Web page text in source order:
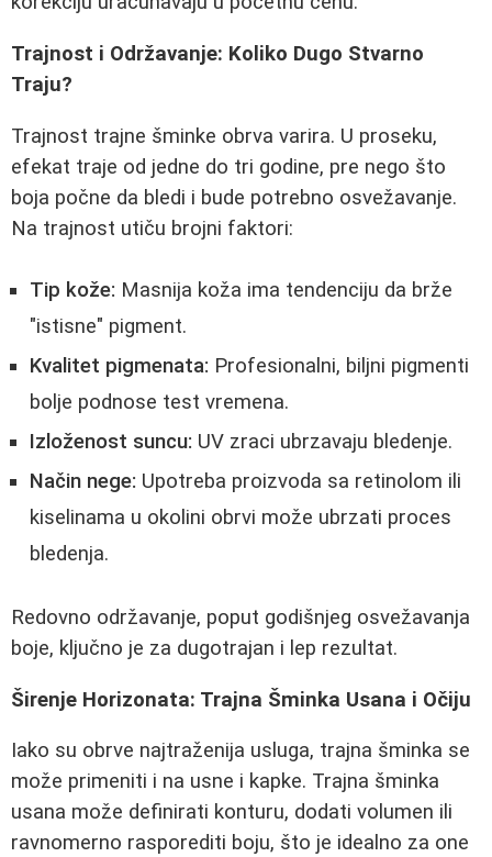
Trajnost i Održavanje: Koliko Dugo Stvarno
Traju?
Trajnost trajne šminke obrva varira. U proseku,
efekat traje od jedne do tri godine, pre nego što
boja počne da bledi i bude potrebno osvežavanje.
Na trajnost utiču brojni faktori:
Tip kože: Masnija koža ima tendenciju da brže
"istisne" pigment.
Kvalitet pigmenata: Profesionalni, biljni pigmenti
bolje podnose test vremena.
Izloženost suncu: UV zraci ubrzavaju bledenje.
Način nege: Upotreba proizvoda sa retinolom ili
kiselinama u okolini obrvi može ubrzati proces
bledenja.
Redovno održavanje, poput godišnjeg osvežavanja
boje, ključno je za dugotrajan i lep rezultat.
Širenje Horizonata: Trajna Šminka Usana i Očiju
Iako su obrve najtraženija usluga, trajna šminka se
može primeniti i na usne i kapke. Trajna šminka
usana može definirati konturu, dodati volumen ili
ravnomerno rasporediti boju, što je idealno za one